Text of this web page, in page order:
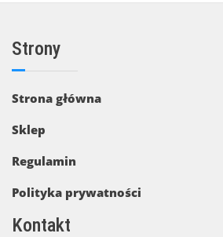
Strony
Strona główna
Sklep
Regulamin
Polityka prywatności
Kontakt